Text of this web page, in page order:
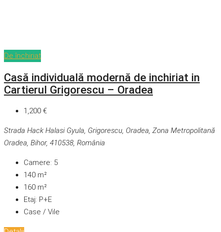
De închiriat
Casă individuală modernă de inchiriat in
Cartierul Grigorescu – Oradea
1,200 €
Strada Hack Halasi Gyula, Grigorescu, Oradea, Zona Metropolitană
Oradea, Bihor, 410538, România
Camere: 5
140 m²
160 m²
Etaj: P+E
Case / Vile